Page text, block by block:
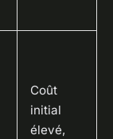
Coût
initial
élevé,